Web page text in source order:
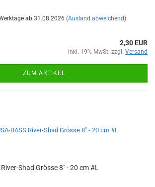
ab 31.08.2026 (Ausland abweichend)
2,30 EUR
inkl. 19% MwSt. zzgl. Versand
ZUM ARTIKEL
Shad Grösse 8" - 20 cm #L